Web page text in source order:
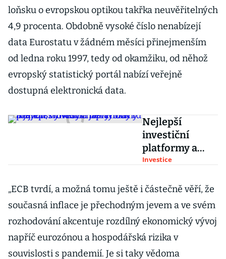
loňsku o evropskou optikou takřka neuvěřitelných
4,9 procenta. Obdobně vysoké číslo nenabízejí
data Eurostatu v žádném měsíci přinejmenším
od ledna roku 1997, tedy od okamžiku, od něhož
evropský statistický portál nabízí veřejně
dostupná elektronická data.
Nejlepší
investiční
platformy a
jejich srovnání:
pravou, výhody
a nevýhody
Investice
„ECB tvrdí, a možná tomu ještě i částečně věří, že
současná inflace je přechodným jevem a ve svém
rozhodování akcentuje rozdílný ekonomický vývoj
napříč eurozónou a hospodářská rizika v
souvislosti s pandemií. Je si taky vědoma